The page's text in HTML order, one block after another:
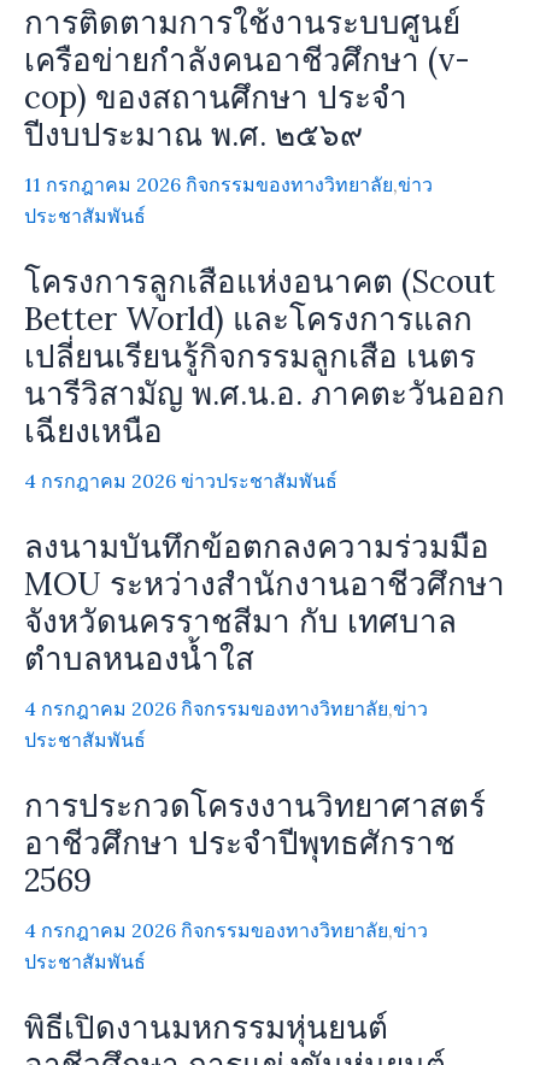
การติดตามการใช้งานระบบศูนย์
เครือข่ายกำลังคนอาชีวศึกษา (v-
cop) ของสถานศึกษา ประจำ
ปีงบประมาณ พ.ศ. ๒๕๖๙
11 กรกฎาคม 2026 กิจกรรมของทางวิทยาลัย,ข่าว
ประชาสัมพันธ์
โครงการลูกเสือแห่งอนาคต (Scout
Better World) และโครงการแลก
เปลี่ยนเรียนรู้กิจกรรมลูกเสือ เนตร
นารีวิสามัญ พ.ศ.น.อ. ภาคตะวันออก
เฉียงเหนือ
4 กรกฎาคม 2026 ข่าวประชาสัมพันธ์
ลงนามบันทึกข้อตกลงความร่วมมือ
MOU ระหว่างสำนักงานอาชีวศึกษา
จังหวัดนครราชสีมา กับ เทศบาล
ตำบลหนองน้ำใส
4 กรกฎาคม 2026 กิจกรรมของทางวิทยาลัย,ข่าว
ประชาสัมพันธ์
การประกวดโครงงานวิทยาศาสตร์
อาชีวศึกษา ประจำปีพุทธศักราช
2569
4 กรกฎาคม 2026 กิจกรรมของทางวิทยาลัย,ข่าว
ประชาสัมพันธ์
พิธีเปิดงานมหกรรมหุ่นยนต์